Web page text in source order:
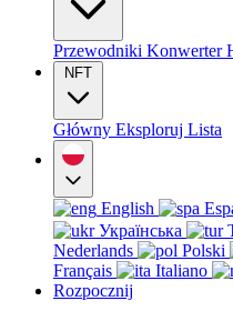
Przewodniki Konwerter
NFT
Główny Eksploruj Lista
English
Українська
Nederlands
Polski
Français
Italiano
Rozpocznij